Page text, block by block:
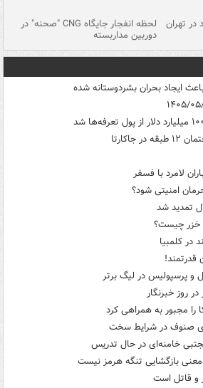
تهران لحظه انفجار جایگاه CNG "صحنه" در
دوربین مداربسته
ایجاد بحران بشردوستانه شده
لامرد با فسفر
امنیتی شود؟
تمدید شد
خزر چیست؟
در کلمبیا
قدرتمند!
و پرسپولیس در لیگ برتر
روز خبرنگار
را مجبور به همراهی کرد
صنوف در شرایط سخت
خامنه‌ای در حال تدریس
بازگشایی تنگه هرمز نیست
و قاتل است